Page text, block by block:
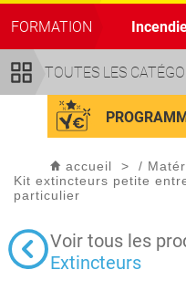
TOUTES LES
FORMATION
accueil > /
Kit extincteurs petite
particulier
Voir tous les
Extincteurs